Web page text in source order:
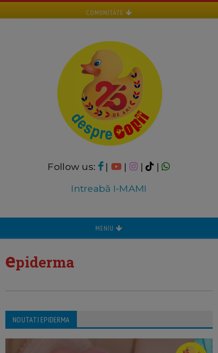
COMUNITATE
Follow us: | | |
|
Intreabă I-MAMI
MENIU
epiderma
NOUTATI EPIDERMA